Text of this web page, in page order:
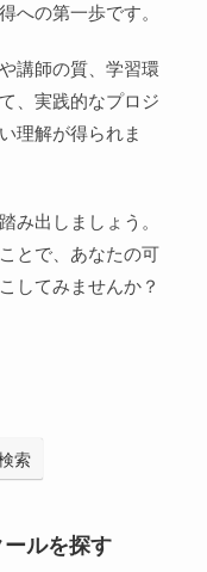
への第一歩です。
講師の質、学習環
、実践的なプロジ
理解が得られま
み出しましょう。
とで、あなたの可
してみませんか？
索
ルを探す